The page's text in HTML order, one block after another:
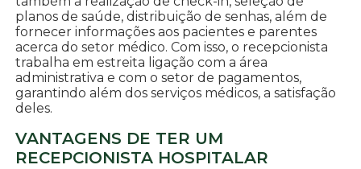
planos de saúde, distribuição de senhas, além de
fornecer informações aos pacientes e parentes
acerca do setor médico. Com isso, o recepcionista
trabalha em estreita ligação com a área
administrativa e com o setor de pagamentos,
garantindo além dos serviços médicos, a satisfação
deles.
VANTAGENS DE TER UM
RECEPCIONISTA HOSPITALAR